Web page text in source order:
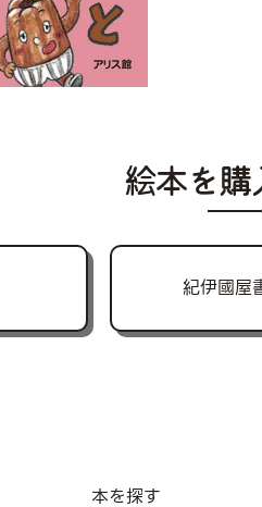
絵本を購
紀伊國屋
本を探す